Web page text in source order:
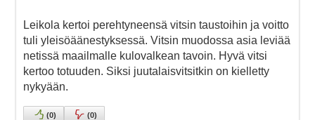
Leikola kertoi perehtyneensä vitsin taustoihin ja voitto
tuli yleisöäänestyksessä. Vitsin muodossa asia leviää
netissä maailmalle kulovalkean tavoin. Hyvä vitsi
kertoo totuuden. Siksi juutalaisvitsitkin on kielletty
nykyään.
(0) (0)